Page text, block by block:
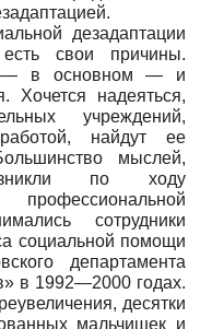
дезадаптации
свои причины.
— в основном — и
Хочется надеяться,
учреждений,
найдут ее
мыслей,
по ходу
сотрудники
социальной помощи
департамента
в 1992—2000 годах.
десятки
мальчишек и